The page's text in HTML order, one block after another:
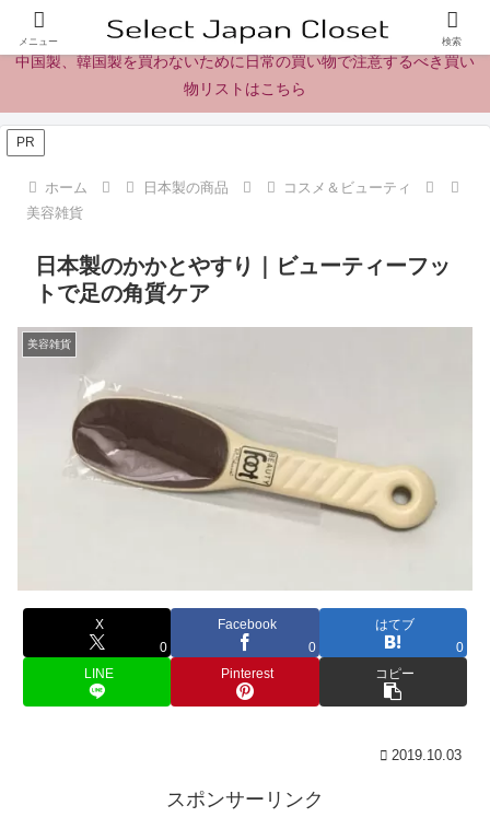
日本製の商品、製品、食品レビューとニュース
中国製、韓国製を買わないために日常の買い物で注意するべき買い
物リストはこちら
PR
ホーム 日本製の商品
コスメ＆ビューティ
美容雑貨
日本製のかかとやすり｜ビューティーフッ
トで足の角質ケア
美容雑貨
X
0
Facebook
0
はてブ
0
LINE
Pinterest コピー
2019.10.03
スポンサーリンク
メニュー 検索